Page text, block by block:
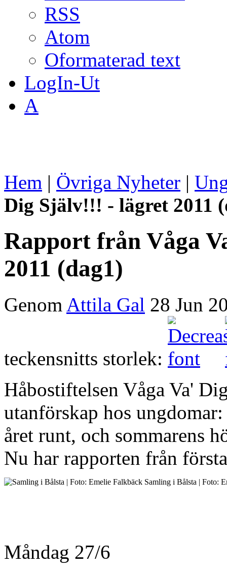
RSS
Atom
Oformaterad text
LogIn-Ut
A
Hem | Övriga Nyheter |
Dig Själv!!! - lägret 2011
Rapport från Våga
2011 (dag1)
Genom Attila Gal 28 Jun
teckensnitts storlek:
Håbostiftelsen Våga Va'
utanförskap hos
året runt, och sommarens
Nu har rapporten från
Samling i Bålsta | Foto:
Måndag 27/6